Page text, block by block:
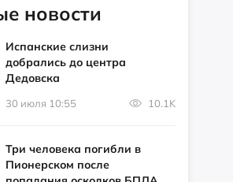
новости
Испанские слизни
добрались до центра
Дедовска
30 июля 10:55 10.1K
Три человека погибли в
Пионерском после